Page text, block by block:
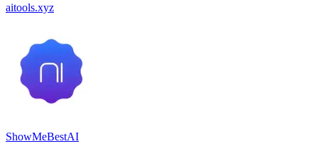
aitools.xyz
ShowMeBestAI